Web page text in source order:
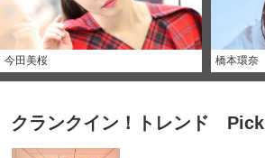
今田美桜 橋本環奈
クランクイン！トレンド